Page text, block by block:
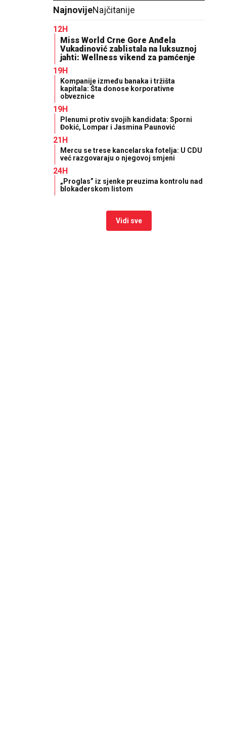
NajnovijeNajčitanije
12H
Miss World Crne Gore Anđela
Vukadinović zablistala na luksuznoj
jahti: Wellness vikend za pamćenje
19H
Kompanije između banaka i tržišta
kapitala: Šta donose korporativne
obveznice
19H
Plenumi protiv svojih kandidata: Sporni
Đokić, Lompar i Jasmina Paunović
21H
Mercu se trese kancelarska fotelja: U CDU
već razgovaraju o njegovoj smjeni
24H
„Proglas” iz sjenke preuzima kontrolu nad
blokaderskom listom
Vidi sve